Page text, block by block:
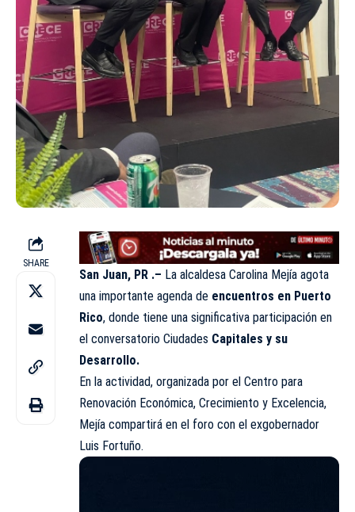
SHARE
San Juan, PR .– La alcaldesa Carolina Mejía agota
una importante agenda de encuentros en Puerto
Rico, donde tiene una significativa participación en
el conversatorio Ciudades Capitales y su
Desarrollo.
En la actividad, organizada por el Centro para
Renovación Económica, Crecimiento y Excelencia,
Mejía compartirá en el foro con el exgobernador
Luis Fortuño.